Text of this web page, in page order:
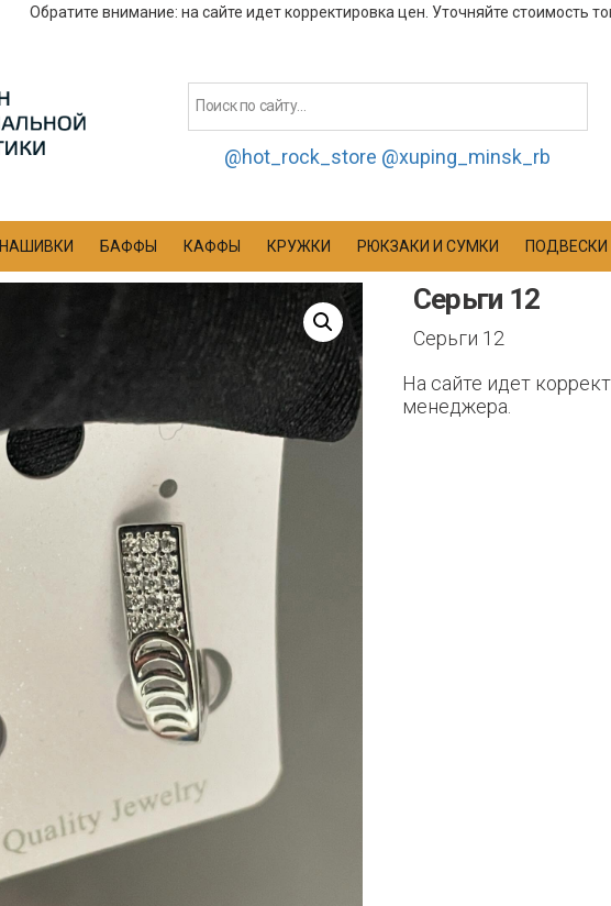
Обратите внимание: на сайте идет корректировка цен. Уточняйте стоимость
@hot_rock_store @xuping_minsk_rb
НАШИВКИ БАФФЫ КАФФЫ КРУЖКИ РЮКЗАКИ И СУМКИ ПОДВЕСКИ
Серьги 12
Серьги 12
На сайте идет
менеджера.